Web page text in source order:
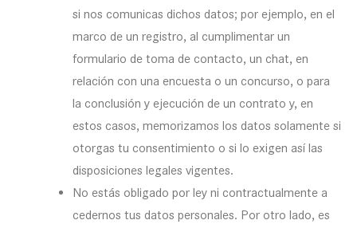
si nos comunicas dichos datos; por ejemplo, en el
marco de un registro, al cumplimentar un
formulario de toma de contacto, un chat, en
relación con una encuesta o un concurso, o para
la conclusión y ejecución de un contrato y, en
estos casos, memorizamos los datos solamente si
otorgas tu consentimiento o si lo exigen así las
disposiciones legales vigentes.
No estás obligado por ley ni contractualmente a
cedernos tus datos personales. Por otro lado, es